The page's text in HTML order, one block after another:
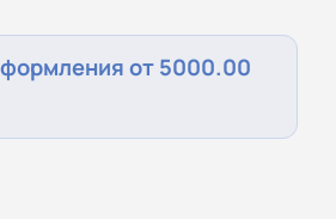
от 5000.00